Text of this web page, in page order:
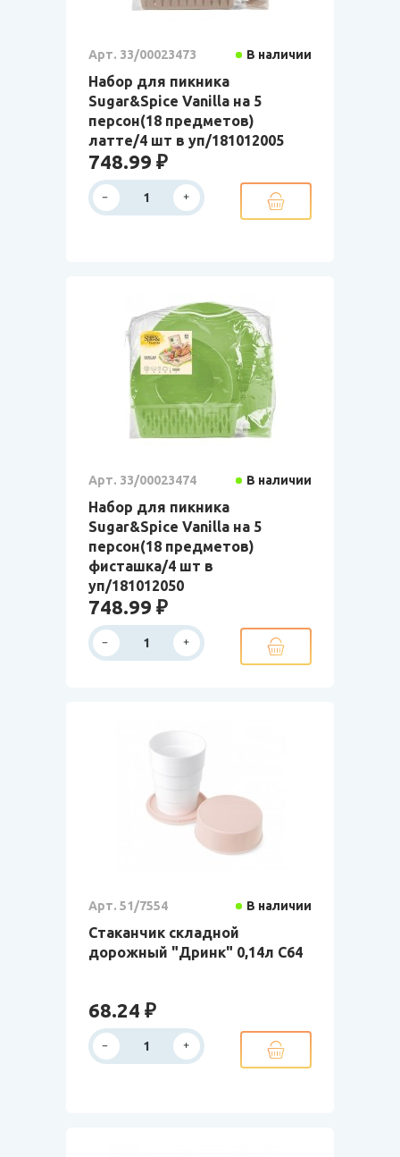
Арт. 33/00023473 В наличии
Набор для пикника
Sugar&Spice Vanilla на 5
персон(18 предметов)
латте/4 шт в уп/181012005
748.99 ₽
Арт. 33/00023474 В наличии
Набор для пикника
Sugar&Spice Vanilla на 5
персон(18 предметов)
фисташка/4 шт в
уп/181012050
748.99 ₽
Арт. 51/7554 В наличии
Стаканчик складной
дорожный "Дринк" 0,14л С64
68.24 ₽